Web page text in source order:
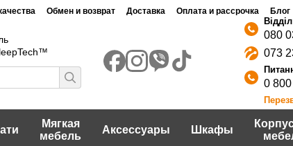
Обмен и возврат Доставка Оплата и рассрочка Блог
080
073
0
Мягкая
мебель
Аксессуары Шкафы